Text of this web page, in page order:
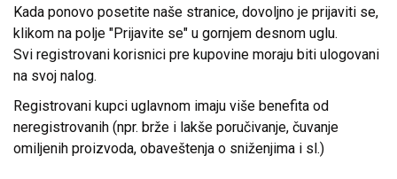
Kada ponovo posetite naše stranice, dovoljno je prijaviti se,
klikom na polje "Prijavite se" u gornjem desnom uglu.
Svi registrovani korisnici pre kupovine moraju biti ulogovani
na svoj nalog.
Registrovani kupci uglavnom imaju više benefita od
neregistrovanih (npr. brže i lakše poručivanje, čuvanje
omiljenih proizvoda, obaveštenja o sniženjima i sl.)